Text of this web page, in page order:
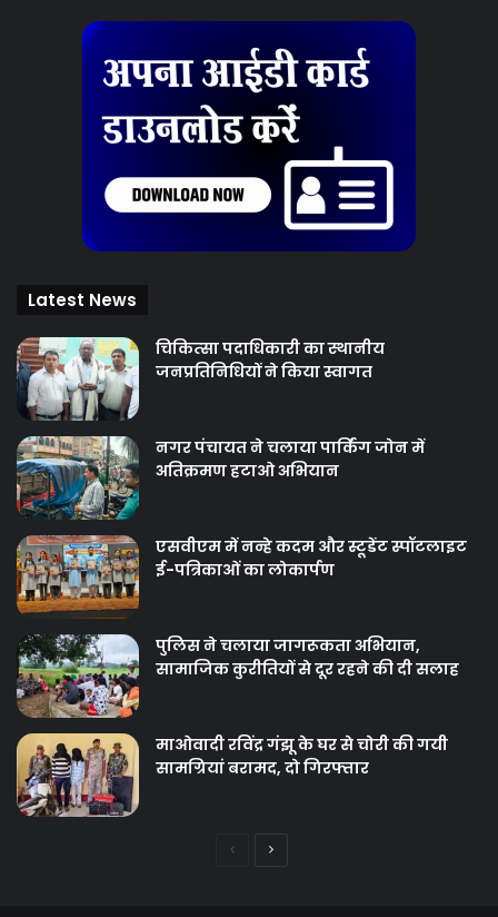
Latest News
चिकित्‍सा पदाधिकारी का स्थानीय
जनप्रतिनिधियों ने किया स्वागत
नगर पंचायत ने चलाया पार्किंग जोन में
अतिक्रमण हटाओ अभियान
एसवीएम में नन्हे कदम और स्टूडेंट स्पॉटलाइट
ई-पत्रिकाओं का लोकार्पण
पुलिस ने चलाया जागरूकता अभियान,
सामाजिक कुरीतियों से दूर रहने की दी सलाह
माओवादी रविंद्र गंझू के घर से चोरी की गयी
सामग्रियां बरामद, दो गिरफ्तार
PreviousNext